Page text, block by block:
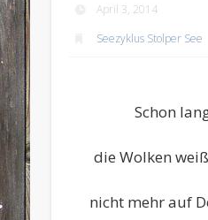
April 3, 2014
Seezyklus Stolper See
Schon
die Wolken
nicht mehr auf